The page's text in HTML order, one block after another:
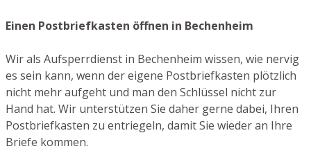
Einen Postbriefkasten öffnen in Bechenheim
Wir als Aufsperrdienst in Bechenheim wissen, wie nervig
es sein kann, wenn der eigene Postbriefkasten plötzlich
nicht mehr aufgeht und man den Schlüssel nicht zur
Hand hat. Wir unterstützen Sie daher gerne dabei, Ihren
Postbriefkasten zu entriegeln, damit Sie wieder an Ihre
Briefe kommen.